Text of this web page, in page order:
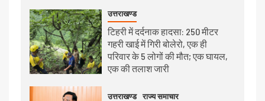
उत्तराखण्ड
टिहरी में दर्दनाक हादसा: 250 मीटर
गहरी खाई में गिरी बोलेरो, एक ही
परिवार के 5 लोगों की मौत; एक घायल,
एक की तलाश जारी
उत्तराखण्ड राज्य समाचार